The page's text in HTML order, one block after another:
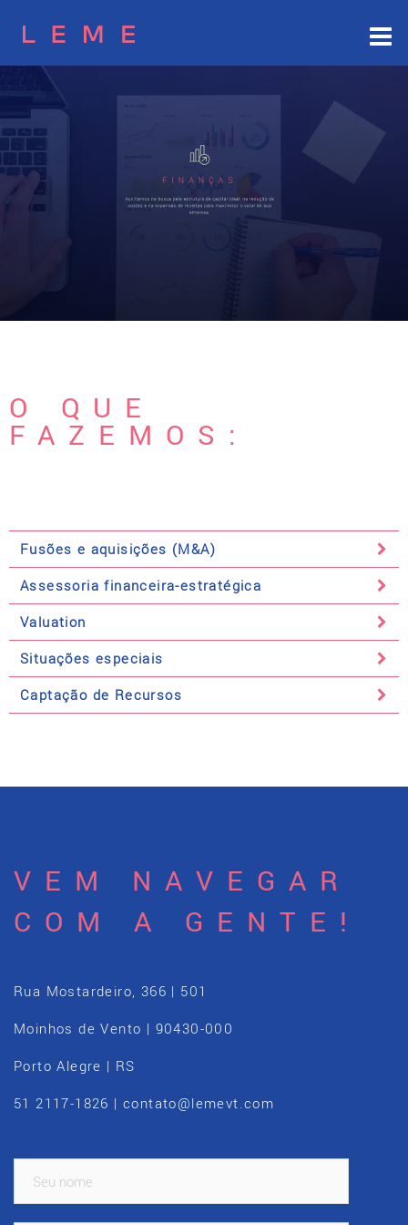
O QUE
FAZEMOS:
Fusões e aquisições (M&A)
Assessoria financeira-estratégica
Valuation
Situações especiais
Captação de Recursos
VEM NAVEGAR
COM A GENTE!
Rua Mostardeiro, 366 | 501
Moinhos de Vento | 90430-000
Porto Alegre | RS
51 2117-1826 | contato@lemevt.com